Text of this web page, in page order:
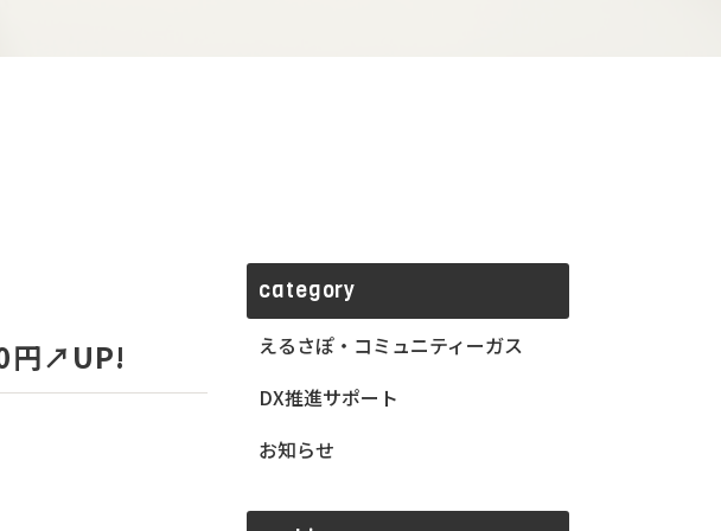
円↗UP!
category
えるさぽ・コミュニティーガス
DX推進サポート
お知らせ